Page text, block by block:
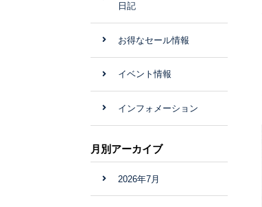
日記
お得なセール情報
イベント情報
インフォメーション
月別アーカイブ
2026年7月